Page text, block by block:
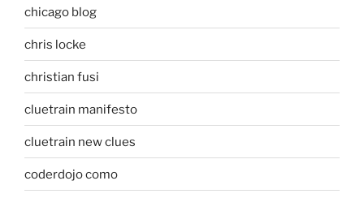
chicago blog
chris locke
christian fusi
cluetrain manifesto
cluetrain new clues
coderdojo como